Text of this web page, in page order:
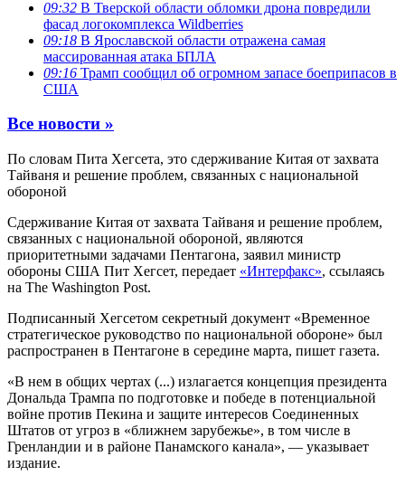
09:32 В Тверской области обломки дрона повредили
фасад логокомплекса Wildberries
09:18 В Ярославской области отражена самая
массированная атака БПЛА
09:16 Трамп сообщил об огромном запасе боеприпасов в
США
Все новости »
По словам Пита Хегсета, это сдерживание Китая от захвата
Тайваня и решение проблем, связанных с национальной
обороной
Сдерживание Китая от захвата Тайваня и решение проблем,
связанных с национальной обороной, являются
приоритетными задачами Пентагона, заявил министр
обороны США Пит Хегсет, передает «Интерфакс», ссылаясь
на The Washington Post.
Подписанный Хегсетом секретный документ «Временное
стратегическое руководство по национальной обороне» был
распространен в Пентагоне в середине марта, пишет газета.
«В нем в общих чертах (...) излагается концепция президента
Дональда Трампа по подготовке и победе в потенциальной
войне против Пекина и защите интересов Соединенных
Штатов от угроз в «ближнем зарубежье», в том числе в
Гренландии и в районе Панамского канала», — указывает
издание.